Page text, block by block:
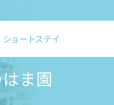
ョートステイ
ま園